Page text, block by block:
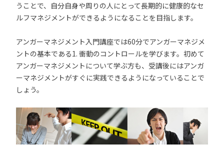
うことで、自分自身や周りの人にとって長期的に健康的なセ
ルフマネジメントができるようになることを目指します。
アンガーマネジメント入門講座では60分でアンガーマネジメ
ントの基本である1. 衝動のコントロールを学びます。初めて
アンガーマネジメントについて学ぶ方も、受講後にはアンガ
ーマネジメントがすぐに実践できるようになっていることで
しょう。